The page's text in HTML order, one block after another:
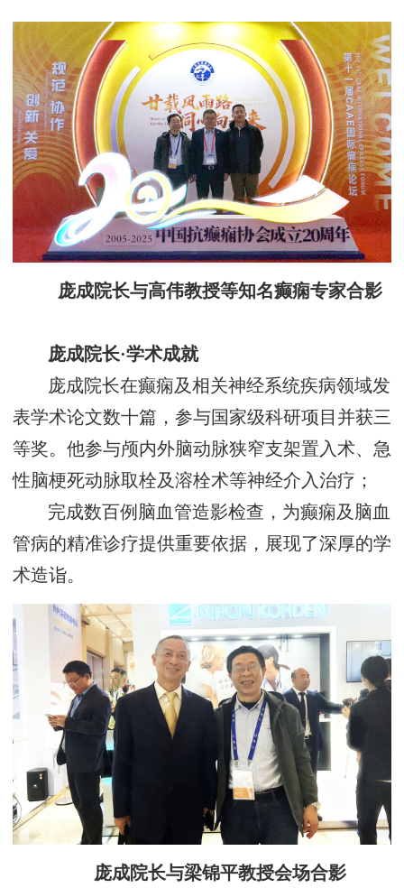
庞成院长与高伟教授等知名癫痫专家合影
庞成院长·学术成就
庞成院长在癫痫及相关神经系统疾病领域发
表学术论文数十篇，参与国家级科研项目并获三
等奖。他参与颅内外脑动脉狭窄支架置入术、急
性脑梗死动脉取栓及溶栓术等神经介入治疗 ；
完成数百例脑血管造影检查，为癫痫及脑血
管病的精准诊疗提供重要依据 ，展现了深厚的学
术造诣。
庞成院长与梁锦平教授会场合影